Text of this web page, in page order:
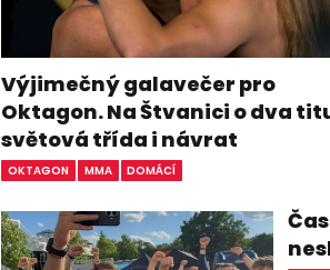
Výjimečný galavečer pro
Oktagon. Na Štvanici o dva
světová třída i návrat
OKTAGON MMA DOMÁCÍ